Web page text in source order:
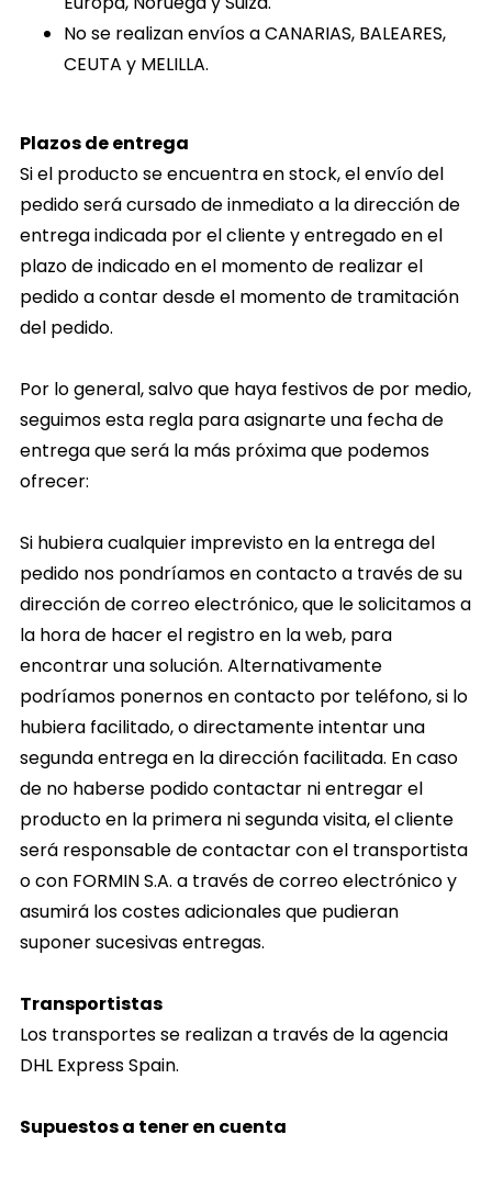
No se realizan envíos aCANARIAS, BALEARES,
CEUTA y MELILLA.
Plazos de entrega
Si el producto se encuentra en stock, el envío del
pedido será cursado de inmediato a la dirección de
entrega indicada por el cliente y entregado en el
plazo de indicado en el momento de realizar el
pedido a contar desde el momento de tramitación
del pedido.
Por lo general, salvo que haya festivos de por medio,
seguimos esta regla para asignarte una fecha de
entrega que será la más próxima que podemos
ofrecer:
Si hubiera cualquier imprevisto en la entrega del
pedido nos pondríamos en contacto a través de su
dirección de correo electrónico, que le solicitamos a
la hora de hacer el registro en la web, para
encontrar una solución. Alternativamente
podríamos ponernos en contacto por teléfono, si lo
hubiera facilitado, o directamente intentar una
segunda entrega en la dirección facilitada. En caso
de no haberse podido contactar ni entregar el
producto en la primera ni segunda visita, el cliente
será responsable de contactar con el transportista
o con FORMIN S.A. a través de correo electrónico y
asumirá los costes adicionales que pudieran
suponer sucesivas entregas.
Transportistas
Los transportes se realizan a través de la agencia
DHL Express Spain.
Supuestos a tener en cuenta